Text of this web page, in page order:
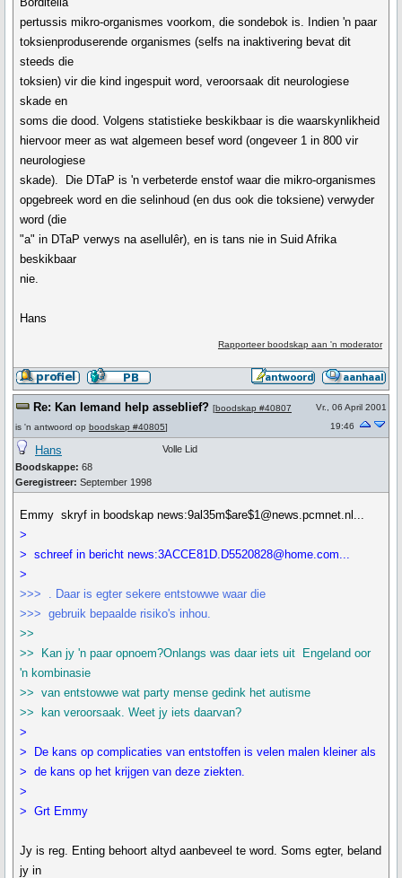
pertussis mikro-organismes voorkom, die sondebok is. Indien 'n paar
toksienproduserende organismes (selfs na inaktivering bevat dit
steeds die
toksien) vir die kind ingespuit word, veroorsaak dit neurologiese
skade en
soms die dood. Volgens statistieke beskikbaar is die waarskynlikheid
hiervoor meer as wat algemeen besef word (ongeveer 1 in 800 vir
neurologiese
skade). Die DTaP is 'n verbeterde enstof waar die mikro-organismes
opgebreek word en die selinhoud (en dus ook die toksiene) verwyder
word (die
"a" in DTaP verwys na asellulêr), en is tans nie in Suid Afrika
beskikbaar
nie.
Hans
Rapporteer boodskap aan 'n moderator
Re: Kan Iemand help asseblief? [boodskap #40807
is 'n antwoord op boodskap #40805]
Vr., 06 April 2001
19:46
Hans
Boodskappe: 68
Geregistreer: September 1998
Volle Lid
Emmy skryf in boodskap news:9al35m$are$1@news.pcmnet.nl...
>
> schreef in bericht news:3ACCE81D.D5520828@home.com...
>
>>> . Daar is egter sekere entstowwe waar die
>>> gebruik bepaalde risiko's inhou.
>>
>> Kan jy 'n paar opnoem?Onlangs was daar iets uit Engeland oor
'n kombinasie
>> van entstowwe wat party mense gedink het autisme
>> kan veroorsaak. Weet jy iets daarvan?
>
> De kans op complicaties van entstoffen is velen malen kleiner als
> de kans op het krijgen van deze ziekten.
>
> Grt Emmy
Jy is reg. Enting behoort altyd aanbeveel te word. Soms egter, beland
jy in